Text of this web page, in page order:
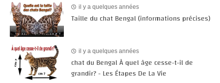
il y a quelques années
Taille du chat Bengal (informations précises)
il y a quelques années
chat du Bengal À quel âge cesse-t-il de
grandir? - Les Étapes De La Vie